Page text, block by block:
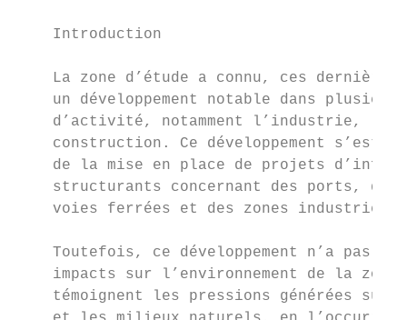
    Introduction
La zone d’étude a connu, ces
un développement notable dans
d’activité, notamment l’industrie, le
construction. Ce développement s’est
de la mise en place de projets
structurants concernant des ports,
voies ferrées et des zones
Toutefois, ce développement n’a pas
impacts sur l’environnement de la
témoignent les pressions générées sur